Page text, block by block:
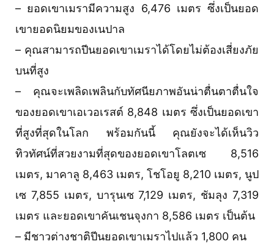
– ยอดเขาเมรามีความสูง 6,476 เมตร ซึ่งเป็นยอด
เขายอดนิยมของเนปาล
– คุณสามารถปีนยอดเขาเมราได้โดยไม่ต้องเสี่ยงภัย
บนที่สูง
– คุณจะเพลิดเพลินกับทัศนียภาพอันน่าตื่นตาตื่นใจ
ของยอดเขาเอเวอเรสต์ 8,848 เมตร ซึ่งเป็นยอดเขา
ที่สูงที่สุดในโลก พร้อมกันนี้ คุณยังจะได้เห็นวิว
ทิวทัศน์ที่สวยงามที่สุดของยอดเขาโลตเซ 8,516
เมตร, มาคาลู 8,463 เมตร, โชโอยู 8,210 เมตร, นูป
เซ 7,855 เมตร, บารุนเซ 7,129 เมตร, ชัมลุง 7,319
เมตร และยอดเขาคันเชนจุงกา 8,586 เมตร เป็นต้น
– มีชาวต่างชาติปีนยอดเขาเมราไปแล้ว 1,800 คน